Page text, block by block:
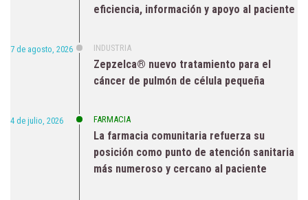
eficiencia, información y apoyo al paciente
7 de agosto, 2026 INDUSTRIA
Zepzelca® nuevo tratamiento para el
cáncer de pulmón de célula pequeña
4 de julio, 2026 FARMACIA
La farmacia comunitaria refuerza su
posición como punto de atención sanitaria
más numeroso y cercano al paciente